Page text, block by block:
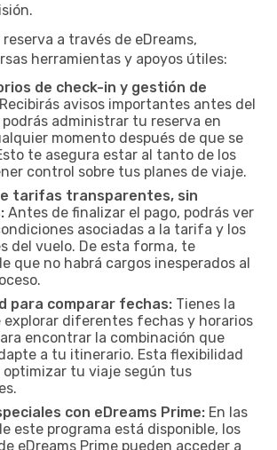
a través de eDreams,
herramientas y apoyos útiles:
de check-in y gestión de
Recibirás avisos importantes antes del
administrar tu reserva en
momento después de que se
te asegura estar al tanto de los
control sobre tus planes de viaje.
tarifas transparentes, sin
Antes de finalizar el pago, podrás ver
asociadas a la tarifa y los
del vuelo. De esta forma, te
que no habrá cargos inesperados al
para comparar fechas: Tienes la
explorar diferentes fechas y horarios
encontrar la combinación que
a tu itinerario. Esta flexibilidad
optimizar tu viaje según tus
con eDreams Prime: En las
este programa está disponible, los
eDreams Prime pueden acceder a